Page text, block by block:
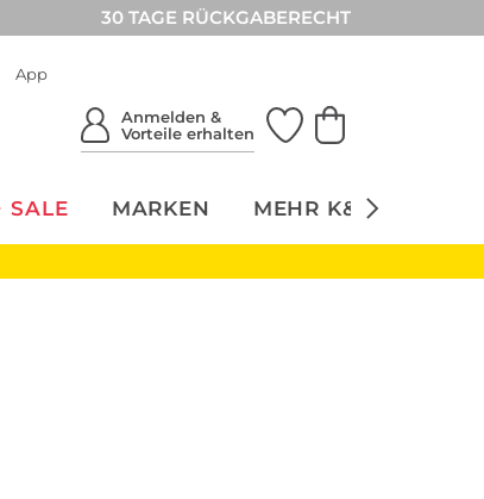
30 TAGE RÜCKGABERECHT
App
Anmelden &
Vorteile erhalten
SALE MARKEN MEHR K&Ö